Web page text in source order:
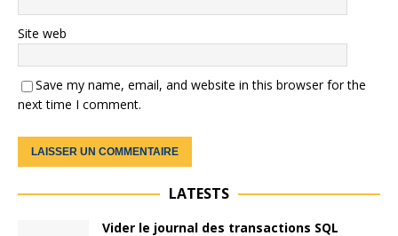
Site web
Save my name, email, and website in this browser for the
next time I comment.
LATESTS
Vider le journal des transactions SQL